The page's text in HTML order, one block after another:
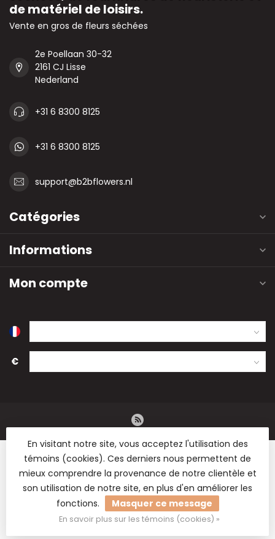
de matériel de loisirs.
Vente en gros de fleurs séchées
2e Poellaan 30-32
2161 CJ Lisse
Nederland
+31 6 8300 8125
+31 6 8300 8125
support@b2bflowers.nl
Catégories
Informations
Mon compte
€
© Copyright 2026 B2B Flowers BV - Vente en gros de fleurs
séchées, de fournitures de fleuristerie et de matériel de
loisirs.
En visitant notre site, vous acceptez l'utilisation des
témoins (cookies). Ces derniers nous permettent de
mieux comprendre la provenance de notre clientèle et
son utilisation de notre site, en plus d'en améliorer les
fonctions.
Masquer ce message
En savoir plus sur les témoins (cookies) »